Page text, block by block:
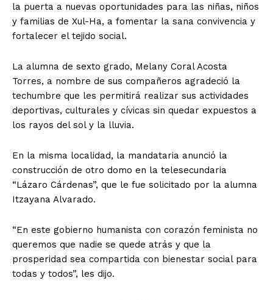
la puerta a nuevas oportunidades para las niñas, niños
y familias de Xul-Ha, a fomentar la sana convivencia y
fortalecer el tejido social.
La alumna de sexto grado, Melany Coral Acosta
Torres, a nombre de sus compañeros agradeció la
techumbre que les permitirá realizar sus actividades
deportivas, culturales y cívicas sin quedar expuestos a
los rayos del sol y la lluvia.
En la misma localidad, la mandataria anunció la
construcción de otro domo en la telesecundaria
“Lázaro Cárdenas”, que le fue solicitado por la alumna
Itzayana Alvarado.
“En este gobierno humanista con corazón feminista no
queremos que nadie se quede atrás y que la
prosperidad sea compartida con bienestar social para
todas y todos”, les dijo.